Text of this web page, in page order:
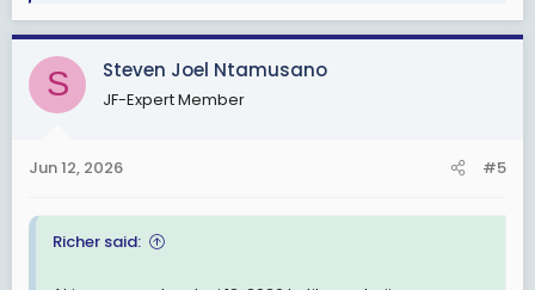
Kaimu Waziri wa Afya- Saada: Sio Ubaguzi.
Tatizo kuna watu wanaweka vichwa vya habari
wanavyotaka wao
a
c
i
s
S Steven Joel Ntamusano
JF-Expert Member
Jun 12, 2026 #5
Richer said: